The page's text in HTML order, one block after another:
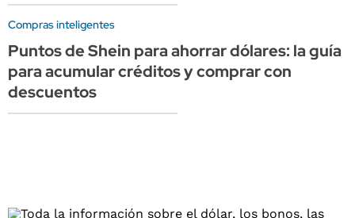
Compras inteligentes
Puntos de Shein para ahorrar dólares: la guía
para acumular créditos y comprar con
descuentos